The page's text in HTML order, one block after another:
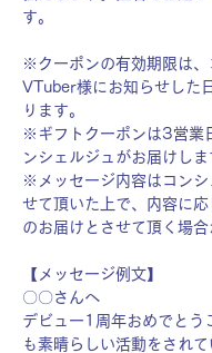
す。
※クーポンの有効期限は、
VTuber様にお知らせした
ります。
※ギフトクーポンは3営業
ンシェルジュがお届けしま
※メッセージ内容はコンシ
せて頂いた上で、内容に
のお届けとさせて頂く場合
【メッセージ例文】
〇〇さんへ
デビュー1周年おめでとう
も素晴らしい活動をされ